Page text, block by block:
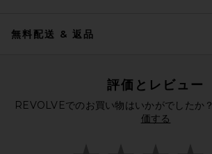
無料配送 & 返品
評価とレビュー
REVOLVEでのお買い物はいかがでしたか？
価する